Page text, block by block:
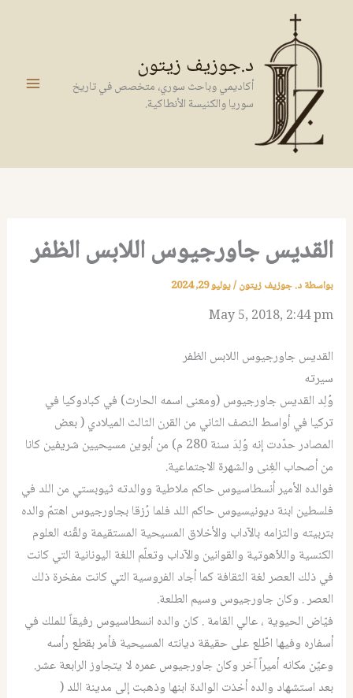
المحتوى
د.جوزيف زيتون
أكاديمي وباحث سوري، متخصص في تاريخ
سوريا والكنيسة الأنطاكية.
القديس جاورجيوس اللابس الظفر
بواسطةد. جوزيف زيتون/يوليو 29, 2024
May 5, 2018, 2:44 pm
القديس جاورجيوس اللابس الظفر
سيرته
وُلِد القديس جاورجيوس (ومعنى اسمه الحارث) في كبادوكيا في
تركيا في أواسط النصف الثاني من القرن الثالث الميلادي ( بعض
المصادر حدّدت إنه وُلِدَ سنة 280 م) من أبوين مسيحيين شريفين كانا
من أصحاب الغِنى والشهرة الاجتماعية.
فوالده الأمير أنسطاسيوس حاكم ملاطية ووالدته ثيوبستي من اللد في
فلسطين ابنة ديونيسيوس حاكم اللد فلما رُزقا بجاورجيوس اهتمّ والده
بتربيته والتزامه بالآداب والأخلاق المسيحية المستقيمة ولقّنه العلوم
الكنسية واللاّهوتية والقوانين والآداب وتعلّم اللغة اليونانية التي كانت
في ذلك العصر لغة الثقافة كما أجاد الفروسية التي كانت مفخرة ذلك
العصر . وكان جاورجيوس وسيم الطلعة.
فيّاض الحيوية ، عالي القامة . كان والده انسطاسيوس رفيقاً للملك في
أسفاره وفيها اطّلع على حقيقة ديانته المسيحية فأمر بقطع رأسه
وعيّن مكانه أميراً آخر وكان جاورجيوس عمره لا يتجاوز الرابعة عشر.
بعد استشهاد والده أخذت الوالدة ابنها وذهبت إلى مدينة اللد (